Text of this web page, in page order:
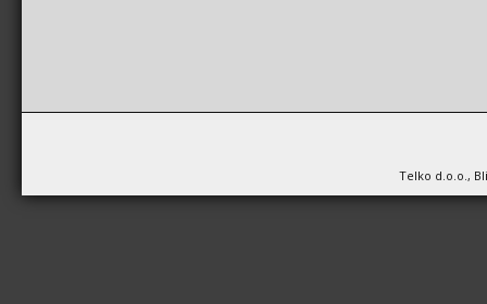
Telko d.o.o.,